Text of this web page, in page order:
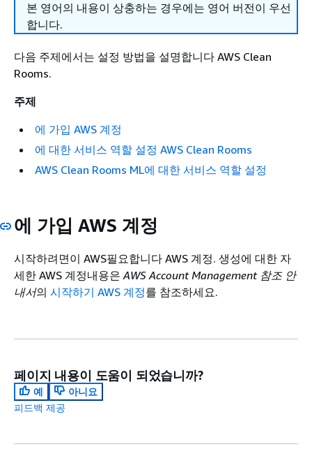
본 영어의 내용이 상충하는 경우에는 영어 버전이 우선
합니다.
다음 주제에서는 설정 방법을 설명합니다 AWS Clean
Rooms.
주제
에 가입 AWS 계정
에 대한 서비스 역할 설정 AWS Clean Rooms
AWS Clean Rooms ML에 대한 서비스 역할 설정
에 가입 AWS 계정
시작하려면이 AWS필요합니다 AWS 계정. 생성에 대한 자
세한 AWS 계정내용은 AWS Account Management 참조 안
내서의 시작하기 AWS 계정를 참조하세요.
페이지 내용이 도움이 되었습니까?
예
아니요
피드백 제공